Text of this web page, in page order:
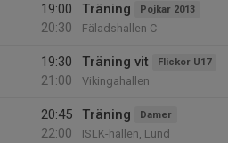
19:00
20:30
Träning Pojkar 2013
Fäladshallen C
19:30
21:00
Träning vit Flickor U17
Vikingahallen
20:45
22:00
Träning Damer
ISLK-hallen, Lund